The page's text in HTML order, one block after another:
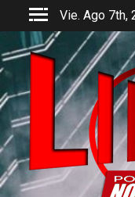
Saltar
contenido
Vie. Ago 7th,